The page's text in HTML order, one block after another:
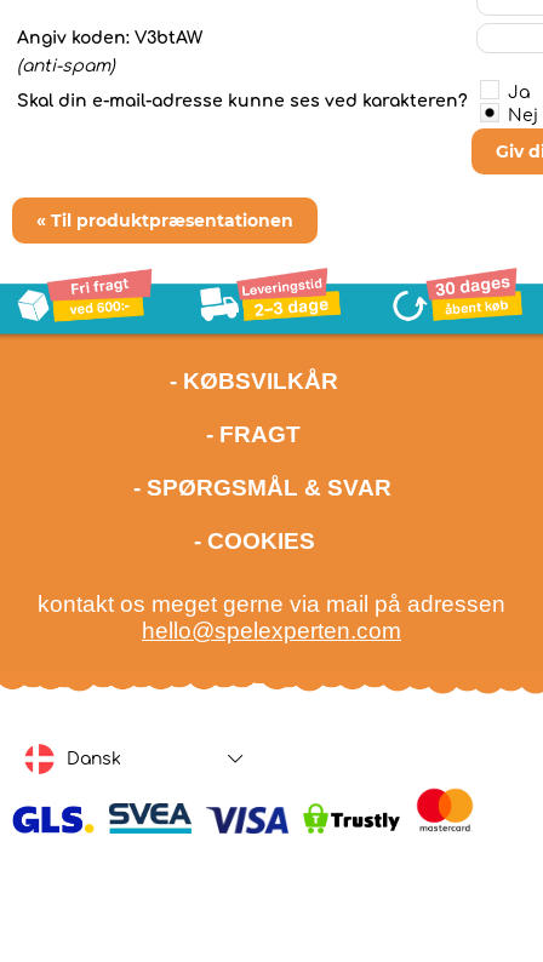
Angiv koden: V3btAW
(anti-spam)
Skal din e-mail-adresse kunne ses ved karakteren?
Ja
Nej
Giv
« Til produktpræsentationen
- KØBSVILKÅR
- FRAGT
- SPØRGSMÅL & SVAR
- COOKIES
kontakt os meget gerne via mail på adressen
hello@spelexperten.com
Dansk